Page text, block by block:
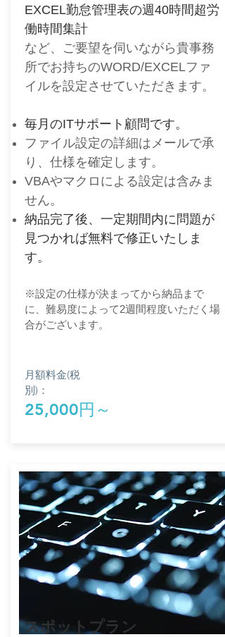
EXCEL勤怠管理表の週40時間超労
働時間集計
など、 ご要望を伺いながら貴事務
所でお持ちのWORD/EXCELファ
イルを設定させていただきます。
​毎月のITサポート顧問です。​
ファイル設定の詳細はメールで承
り、仕様を確定します。
​VBAやマクロによる設定は含みま
せん。
納品​完了後、一定期間内に問題が
見つかれば無料で修正いたしま
す。
​※設定の仕様が決まってから納品まで
に、難易度によって2週間程度いただく場
合がございます。
月額料金(税
別)：
25,000円～
​スポットプラン